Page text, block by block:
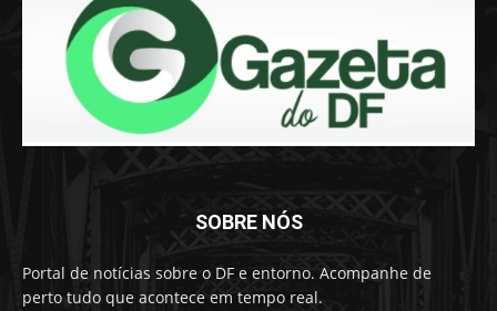
SOBRE NÓS
Portal de notícias sobre o DF e entorno. Acompanhe de
perto tudo que acontece em tempo real.